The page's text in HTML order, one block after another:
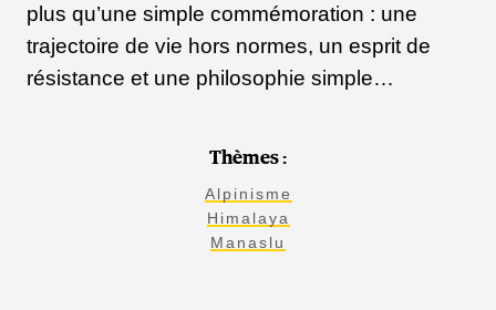
plus qu’une simple commémoration : une
trajectoire de vie hors normes, un esprit de
résistance et une philosophie simple…
Thèmes :
Alpinisme
Himalaya
Manaslu